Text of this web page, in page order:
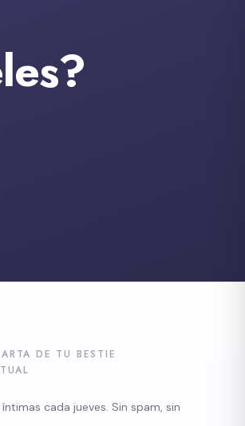
DE TU BESTIE
cada jueves. Sin spam, sin